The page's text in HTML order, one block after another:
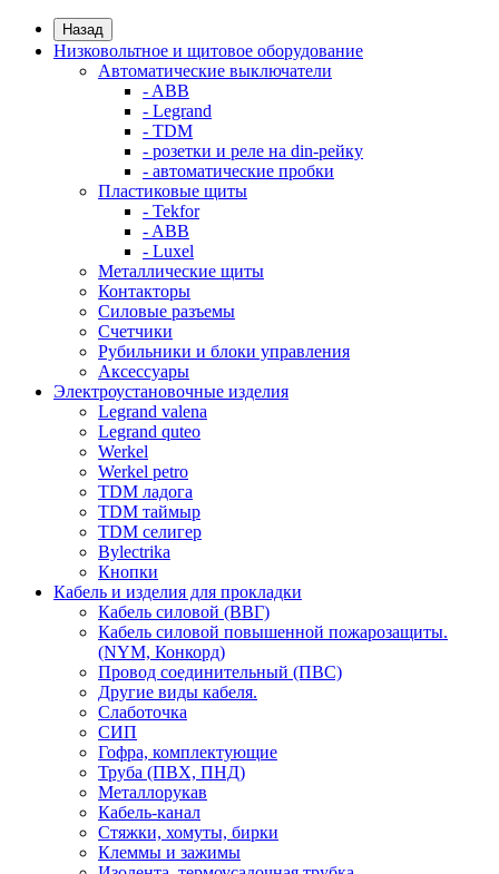
Назад
Низковольтное и щитовое оборудование
Автоматические выключатели
- ABB
- Legrand
- TDM
- розетки и реле на din-рейку
- автоматические пробки
Пластиковые щиты
- Tekfor
- ABB
- Luxel
Металлические щиты
Контакторы
Силовые разъемы
Счетчики
Рубильники и блоки управления
Аксессуары
Электроустановочные изделия
Legrand valena
Legrand quteo
Werkel
Werkel petro
TDM ладога
TDM таймыр
TDM селигер
Bylectrika
Кнопки
Кабель и изделия для прокладки
Кабель силовой (ВВГ)
Кабель силовой повышенной пожарозащиты.
(NYM, Конкорд)
Провод соединительный (ПВС)
Другие виды кабеля.
Слаботочка
СИП
Гофра, комплектующие
Труба (ПВХ, ПНД)
Металлорукав
Кабель-канал
Стяжки, хомуты, бирки
Клеммы и зажимы